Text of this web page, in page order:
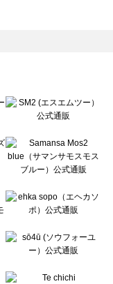
モス）の一覧